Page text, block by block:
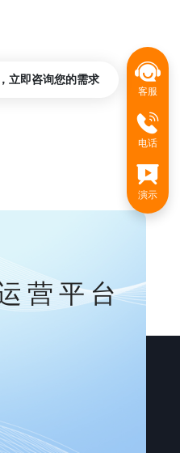
营平台
客服
电话
演示
立即咨询您的需求